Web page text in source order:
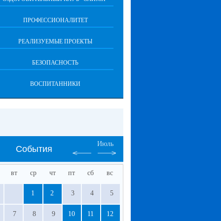
ПРОФЕССИОНАЛИТЕТ
РЕАЛИЗУЕМЫЕ ПРОЕКТЫ
БЕЗОПАСНОСТЬ
ВОСПИТАННИКИ
События
Июль
вт ср чт пт сб вс
1 2 3 4 5
7 8 9 10 11 12